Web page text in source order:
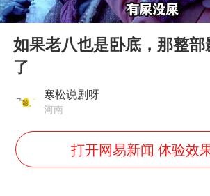
U17国足1分钟
吉林一“温度计
Play
00:00
如果老八也是卧底，那整
了
寒松说剧呀
河南
打开网易新闻 体验效